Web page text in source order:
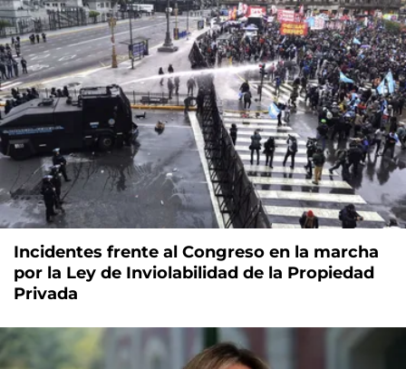
Incidentes frente al Congreso en la marcha
por la Ley de Inviolabilidad de la Propiedad
Privada